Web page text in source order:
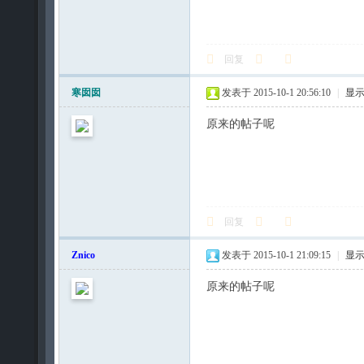
回复
寒囡囡 发表于 2015-10-1 20:56:10 显
原来的帖子呢
回复
Znico 发表于 2015-10-1 21:09:15 显
原来的帖子呢